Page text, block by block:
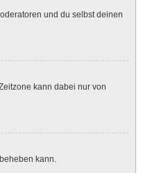
und du selbst deinen
kann dabei nur von
kann.